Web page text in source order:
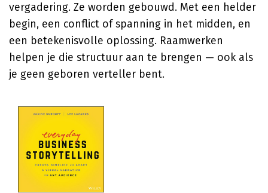
vergadering. Ze worden gebouwd. Met een helder
begin, een conflict of spanning in het midden, en
een betekenisvolle oplossing. Raamwerken
helpen je die structuur aan te brengen — ook als
je geen geboren verteller bent.